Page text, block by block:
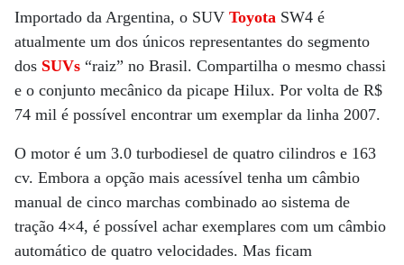
Importado da Argentina, o SUV Toyota SW4 é
atualmente um dos únicos representantes do segmento
dos SUVs “raiz” no Brasil. Compartilha o mesmo chassi
e o conjunto mecânico da picape Hilux. Por volta de R$
74 mil é possível encontrar um exemplar da linha 2007.
O motor é um 3.0 turbodiesel de quatro cilindros e 163
cv. Embora a opção mais acessível tenha um câmbio
manual de cinco marchas combinado ao sistema de
tração 4×4, é possível achar exemplares com um câmbio
automático de quatro velocidades. Mas ficam